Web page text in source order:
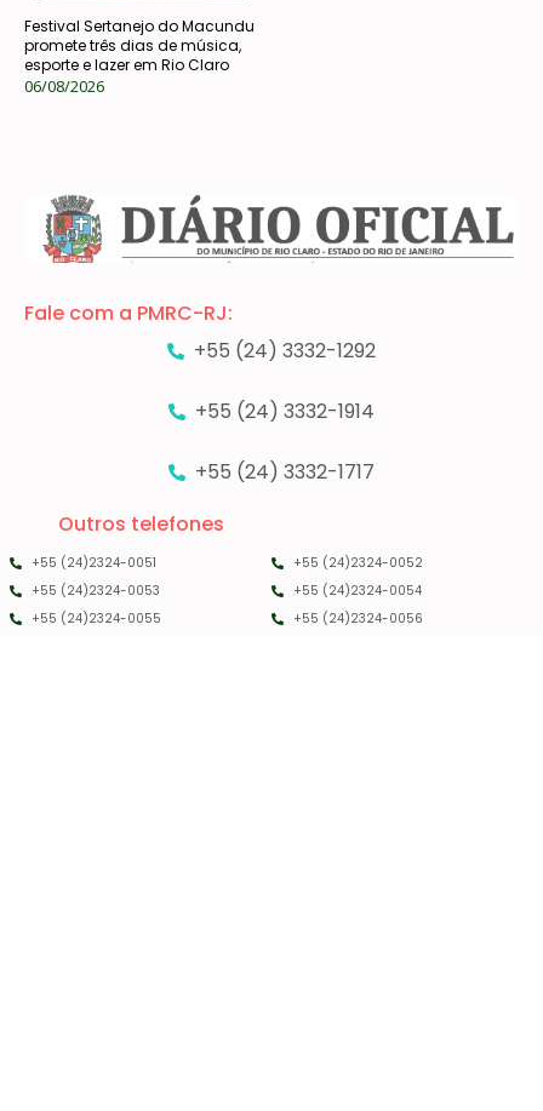
Festival Sertanejo do Macundu
promete três dias de música,
esporte e lazer em Rio Claro
06/08/2026
Fale com a PMRC-RJ:
+55 (24) 3332-1292
+55 (24) 3332-1914
+55 (24) 3332-1717
Outros telefones
+55 (24)2324-0051
+55 (24)2324-0052
+55 (24)2324-0053
+55 (24)2324-0054
+55 (24)2324-0055
+55 (24)2324-0056